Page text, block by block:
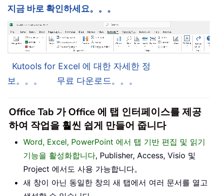
지금 바로 확인하세요。。。
Kutools for Excel 에 대한 자세한 정
보。。。
무료 다운로드。。。
Office Tab 가 Office 에 탭 인터페이스를 제공
하여 작업을 훨씬 쉽게 만들어 줍니다
Word, Excel, PowerPoint 에서 탭 기반 편집 및 읽기
기능을 활성화합니다, Publisher, Access, Visio 및
Project 에서도 사용 가능합니다。
새 창이 아닌 동일한 창의 새 탭에서 여러 문서를 열고